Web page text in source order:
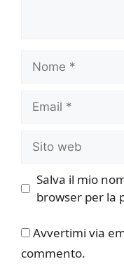
Nome
Email
Sito
web
Salva il mio
browser per la
Avvertimi via
commento.